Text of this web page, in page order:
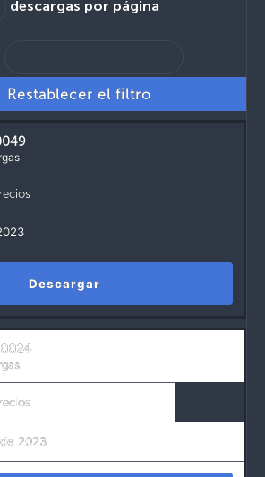
descargas por página
Restablecer el filtro
Descargar
2023